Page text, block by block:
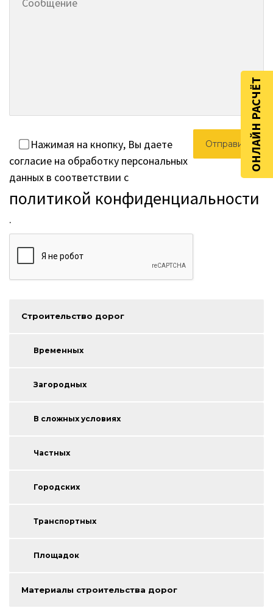
Нажимая на кнопку, Вы даете
согласие на обработку персональных
данных в соответствии с
политикой конфиденциальности
.
Строительство дорог
Временных
Загородных
В сложных условиях
Частных
Городских
Транспортных
Площадок
Материалы строительства дорог
ОНЛАЙН РАСЧЁТ